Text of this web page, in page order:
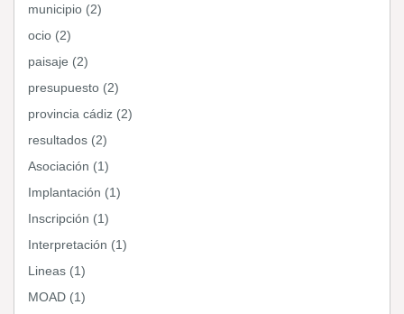
municipio (2)
ocio (2)
paisaje (2)
presupuesto (2)
provincia cádiz (2)
resultados (2)
Asociación (1)
Implantación (1)
Inscripción (1)
Interpretación (1)
Lineas (1)
MOAD (1)